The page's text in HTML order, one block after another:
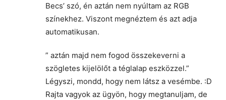
Becs’ szó, én aztán nem nyúltam az RGB
színekhez. Viszont megnéztem és azt adja
automatikusan.
” aztán majd nem fogod összekeverni a
szögletes kijelölőt a téglalap eszközzel.”
Légyszi, mondd, hogy nem látsz a vesémbe. :D
Rajta vagyok az ügyön, hogy megtanuljam, de